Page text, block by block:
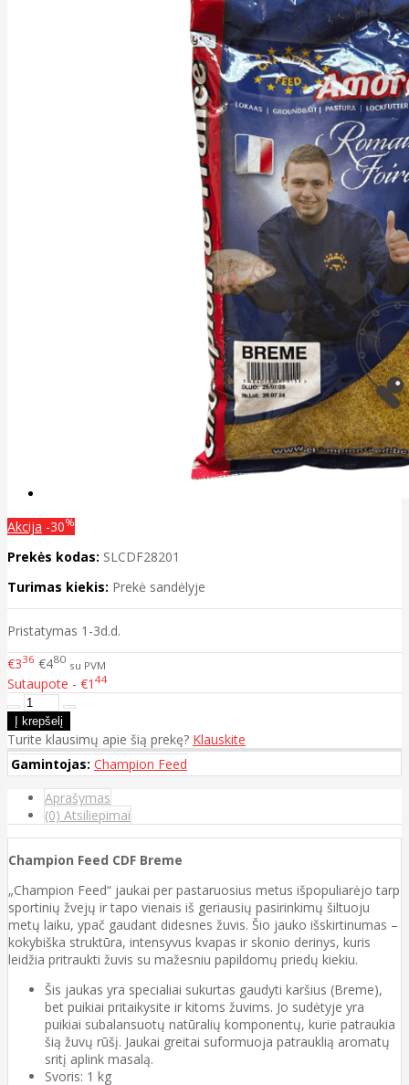
Akcija -30%
Prekės kodas: SLCDF28201
Turimas kiekis: Prekė sandėlyje
Pristatymas 1-3d.d.
€336 €480 su PVM
Sutaupote - €1 44
Turite klausimų apie šią prekę? Klauskite
Gamintojas: Champion Feed
Aprašymas
(0) Atsiliepimai
Champion Feed CDF Breme
„Champion Feed“ jaukai per pastaruosius metus išpopuliarėjo tarp
sportinių žvejų ir tapo vienais iš geriausių pasirinkimų šiltuoju
metų laiku, ypač gaudant didesnes žuvis. Šio jauko išskirtinumas –
kokybiška struktūra, intensyvus kvapas ir skonio derinys, kuris
leidžia pritraukti žuvis su mažesniu papildomų priedų kiekiu.
Šis jaukas yra specialiai sukurtas gaudyti karšius (Breme),
bet puikiai pritaikysite ir kitoms žuvims. Jo sudėtyje yra
puikiai subalansuotų natūralių komponentų, kurie patraukia
šią žuvų rūšį. Jaukai greitai suformuoja patrauklią aromatų
sritį aplink masalą.
Svoris: 1 kg